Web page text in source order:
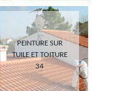
PEINTURE SUR
TUILE ET TOITURE
34